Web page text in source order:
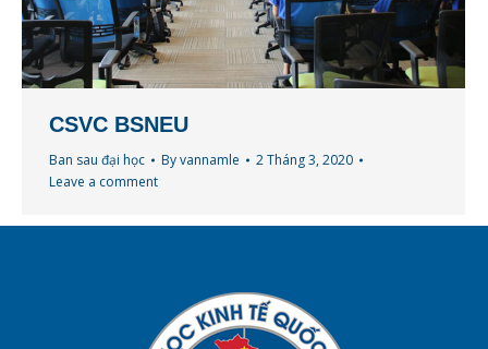
CSVC BSNEU
Ban sau đại học Byvannamle
2 Tháng 3, 2020
Leave a comment